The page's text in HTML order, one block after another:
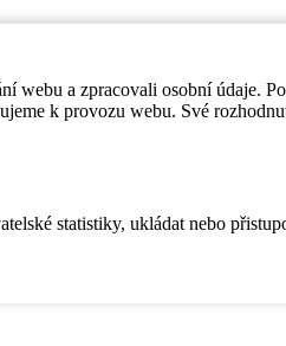
a zpracovali osobní údaje.
k provozu webu. Své
statistiky, ukládat nebo